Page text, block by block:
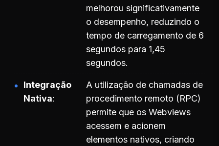
melhorou significativamente
o desempenho, reduzindo o
tempo de carregamento de 6
segundos para 1,45
segundos.
Integração
Nativa
A utilização de chamadas de
procedimento remoto (RPC)
permite que os Webviews
acessem e acionem
elementos nativos, criando